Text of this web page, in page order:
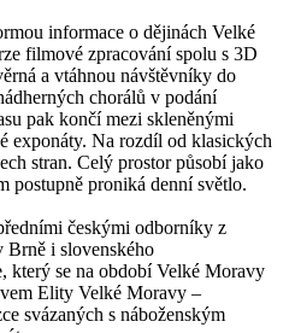
informace o dějinách Velké
filmové zpracování spolu s 3D
a vtáhnou návštěvníky do
chorálů v podání
pak končí mezi skleněnými
exponáty. Na rozdíl od klasických
stran. Celý prostor působí jako
postupně proniká denní světlo.
českými odborníky z
Brně i slovenského
který se na období Velké Moravy
Elity Velké Moravy –
svázaných s náboženským